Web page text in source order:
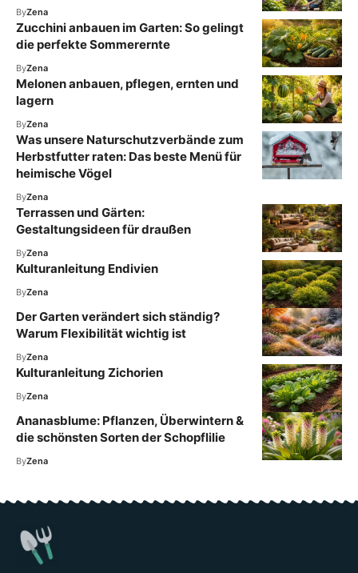
ByZena
Zucchini anbauen im Garten: So gelingt
die perfekte Sommerernte
ByZena
Melonen anbauen, pflegen, ernten und
lagern
ByZena
Was unsere Naturschutzverbände zum
Herbstfutter raten: Das beste Menü für
heimische Vögel
ByZena
Terrassen und Gärten:
Gestaltungsideen für draußen
ByZena
Kulturanleitung Endivien
ByZena
Der Garten verändert sich ständig?
Warum Flexibilität wichtig ist
ByZena
Kulturanleitung Zichorien
ByZena
Ananasblume: Pflanzen, Überwintern &
die schönsten Sorten der Schopflilie
ByZena